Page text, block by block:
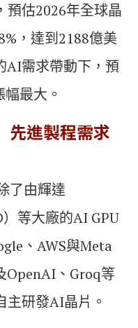
預估2026年全球晶
，達到2188億美
AI需求帶動下，預
最大。
進製程需求
了由輝達
等大廠的AI GPU
、AWS與Meta
OpenAI、Groq等
研發AI晶片。